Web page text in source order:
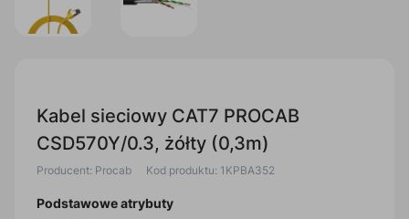
Kabel sieciowy CAT7 PROCAB
CSD570Y/0.3, żółty (0,3m)
Producent: Procab Kod produktu: 1KPBA352
Podstawowe atrybuty